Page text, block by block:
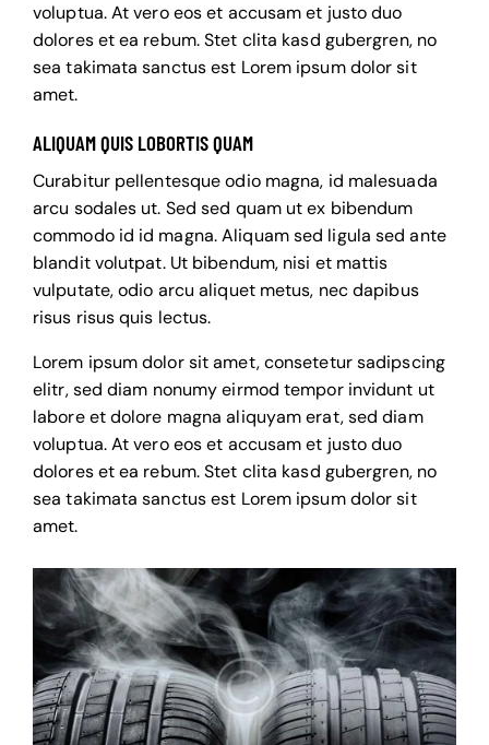
voluptua. At vero eos et accusam et justo duo
dolores et ea rebum. Stet clita kasd gubergren, no
sea takimata sanctus est Lorem ipsum dolor sit
amet.
ALIQUAM QUIS LOBORTIS QUAM
Curabitur pellentesque odio magna, id malesuada
arcu sodales ut. Sed sed quam ut ex bibendum
commodo id id magna. Aliquam sed ligula sed ante
blandit volutpat. Ut bibendum, nisi et mattis
vulputate, odio arcu aliquet metus, nec dapibus
risus risus quis lectus.
Lorem ipsum dolor sit amet, consetetur sadipscing
elitr, sed diam nonumy eirmod tempor invidunt ut
labore et dolore magna aliquyam erat, sed diam
voluptua. At vero eos et accusam et justo duo
dolores et ea rebum. Stet clita kasd gubergren, no
sea takimata sanctus est Lorem ipsum dolor sit
amet.